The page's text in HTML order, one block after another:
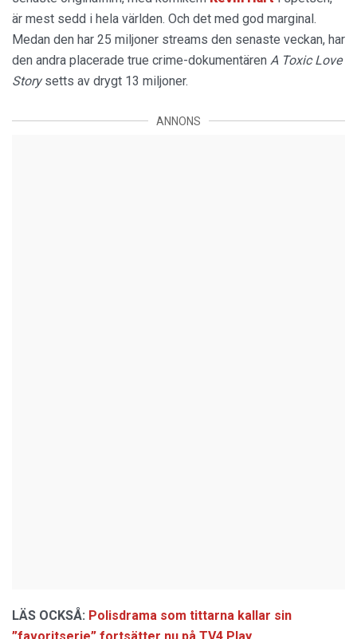
är mest sedd i hela världen. Och det med god marginal.
Medan den har 25 miljoner streams den senaste veckan, har
den andra placerade true crime-dokumentären A Toxic Love
Storysetts av drygt 13 miljoner.
ANNONS
LÄS OCKSÅ: Polisdrama som tittarna kallar sin